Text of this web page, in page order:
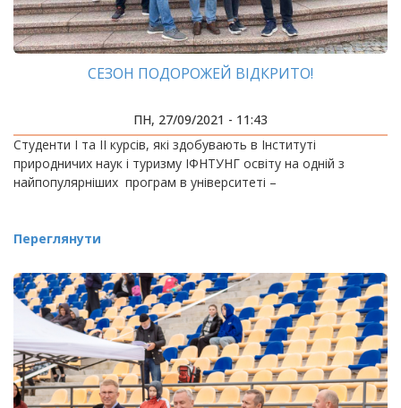
СЕЗОН ПОДОРОЖЕЙ ВІДКРИТО!
ПН, 27/09/2021 - 11:43
Студенти І та ІІ курсів, які здобувають в Інституті
природничих наук і туризму ІФНТУНГ освіту на одній з
найпопулярніших програм в університеті –
Переглянути